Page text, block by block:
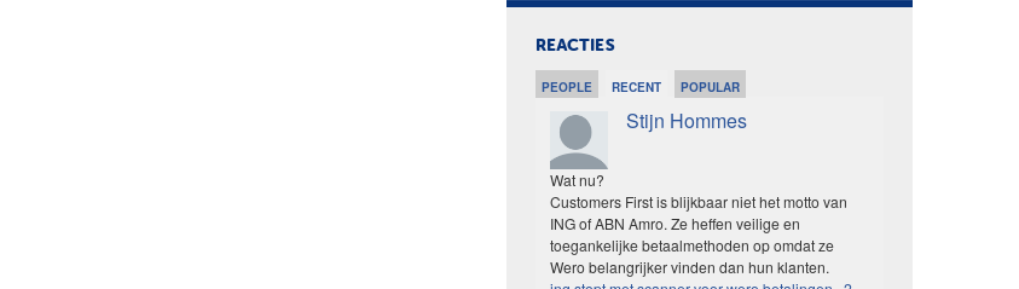
REACTIES
PEOPLE RECENT POPULAR
Stijn Hommes
Wat nu?
Customers First is blijkbaar niet het motto van
ING of ABN Amro. Ze heffen veilige en
toegankelijke betaalmethoden op omdat ze
Wero belangrijker vinden dan hun klanten.